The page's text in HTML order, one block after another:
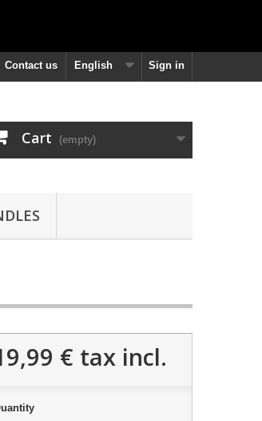
Sign in
English
Contact us
Cart (empty)
€ tax incl.